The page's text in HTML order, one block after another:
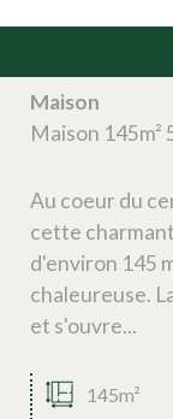
Maison
Maison 145m²
Au coeur du
cette
d'environ 145
chaleureuse.
et s'ouvre...
145m²